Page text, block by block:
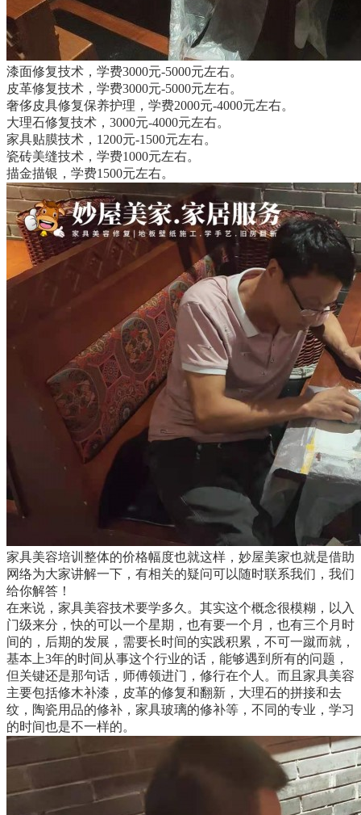
漆面修复技术，学费3000元-5000元左右。
皮革修复技术，学费3000元-5000元左右。
奢侈皮具修复保养护理，学费2000元-4000元左右。
大理石修复技术，3000元-4000元左右。
家具贴膜技术，1200元-1500元左右。
瓷砖美缝技术，学费1000元左右。
描金描银，学费1500元左右。
家具美容培训整体的价格幅度也就这样，妙屋美家也就是借助
网络为大家讲解一下，有相关的疑问可以随时联系我们，我们
给你解答！
在来说，家具美容技术要学多久。其实这个概念很模糊，以入
门级来分，快的可以一个星期，也有要一个月，也有三个月时
间的，后期的发展，需要长时间的实践积累，不可一蹴而就，
基本上3年的时间从事这个行业的话，能够遇到所有的问题，
但关键还是那句话，师傅领进门，修行在个人。而且家具美容
主要包括修木补漆，皮革的修复和翻新，大理石的拼接和去
纹，陶瓷用品的修补，家具玻璃的修补等，不同的专业，学习
的时间也是不一样的。